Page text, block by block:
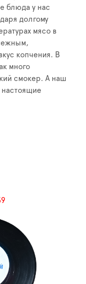
блюда у нас
долгому
мясо в
копчения. В
много
смокер. А наш